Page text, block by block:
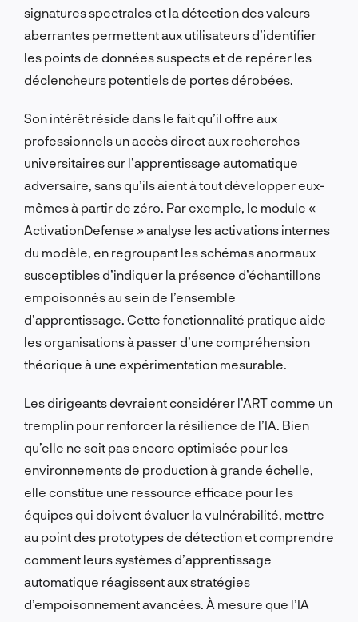
signatures spectrales et la détection des valeurs
aberrantes permettent aux utilisateurs d’identifier
les points de données suspects et de repérer les
déclencheurs potentiels de portes dérobées.
Son intérêt réside dans le fait qu’il offre aux
professionnels un accès direct aux recherches
universitaires sur l’apprentissage automatique
adversaire, sans qu’ils aient à tout développer eux-
mêmes à partir de zéro. Par exemple, le module «
ActivationDefense » analyse les activations internes
du modèle, en regroupant les schémas anormaux
susceptibles d’indiquer la présence d’échantillons
empoisonnés au sein de l’ensemble
d’apprentissage. Cette fonctionnalité pratique aide
les organisations à passer d’une compréhension
théorique à une expérimentation mesurable.
Les dirigeants devraient considérer l’ART comme un
tremplin pour renforcer la résilience de l’IA. Bien
qu’elle ne soit pas encore optimisée pour les
environnements de production à grande échelle,
elle constitue une ressource efficace pour les
équipes qui doivent évaluer la vulnérabilité, mettre
au point des prototypes de détection et comprendre
comment leurs systèmes d’apprentissage
automatique réagissent aux stratégies
d’empoisonnement avancées. À mesure que l’IA